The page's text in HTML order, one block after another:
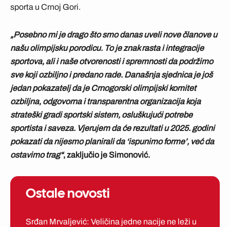
sporta u Crnoj Gori.
„Posebno mi je drago što smo danas uveli nove članove u
našu olimpijsku porodicu. To je znak rasta i integracije
sportova, ali i naše otvorenosti i spremnosti da podržimo
sve koji ozbiljno i predano rade. Današnja sjednica je još
jedan pokazatelj da je Crnogorski olimpijski komitet
ozbiljna, odgovorna i transparentna organizacija koja
strateški gradi sportski sistem, osluškujući potrebe
sportista i saveza. Vjerujem da će rezultati u 2025. godini
pokazati da nijesmo planirali da ‘ispunimo forme’, već da
ostavimo trag“, zaključio je Simonović.
Ostale novosti
Srđan Mrvaljević: Veličina jedne nacije ne leži u